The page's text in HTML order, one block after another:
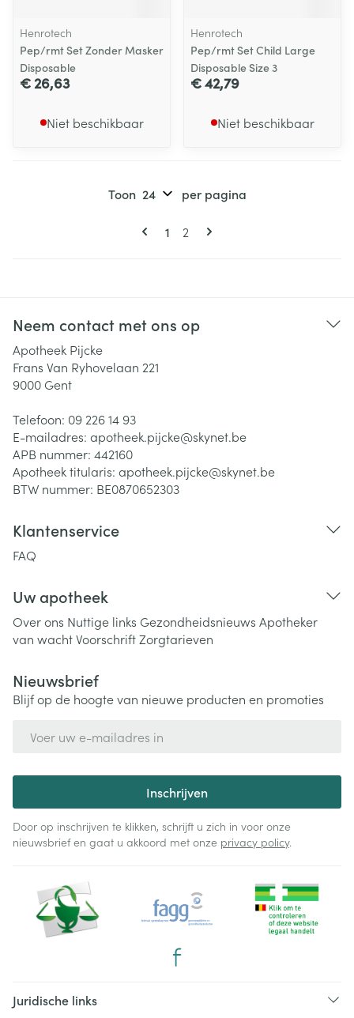
Henrotech
Pep/rmt Set Zonder Masker
Disposable
€ 26,63
Niet beschikbaar
Henrotech
Pep/rmt Set Child Large
Disposable Size 3
€ 42,79
Niet beschikbaar
Pagina's
U lees momenteel pagina
1 Pagina
2
Toon per pagina
Neem contact met ons op
Apotheek Pijcke
Frans Van Ryhovelaan 221
9000 Gent
Telefoon: 09 226 14 93
E-mailadres: apotheek.pijcke@skynet.be
APB nummer: 442160
Apotheek titularis: apotheek.pijcke@skynet.be
BTW nummer: BE0870652303
Klantenservice
FAQ
Uw apotheek
Over ons Nuttige links Gezondheidsnieuws Apotheker
van wachtVoorschriftZorgtarieven
Nieuwsbrief
Blijf op de hoogte van nieuwe producten en promoties
Inschrijven
Door op inschrijven te klikken, schrijft u zich in voor onze
nieuwsbrief en gaat u akkoord met onze privacy policy.
Juridische links